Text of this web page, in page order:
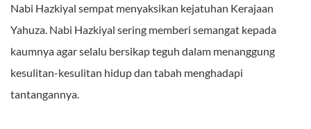
Nabi Hazkiyal sempat menyaksikan kejatuhan Kerajaan
Yahuza. Nabi Hazkiyal sering memberi semangat kepada
kaumnya agar selalu bersikap teguh dalam menanggung
kesulitan-kesulitan hidup dan tabah menghadapi
tantangannya.